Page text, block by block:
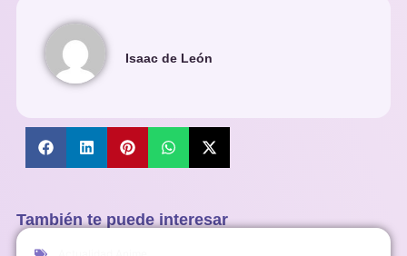
Isaac de León
También te puede interesar